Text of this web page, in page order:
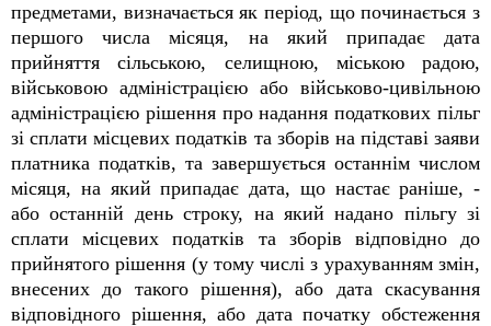
предметами, визначається як період, що починається з
першого числа місяця, на який припадає дата
прийняття сільською, селищною, міською радою,
військовою адміністрацією або військово-цивільною
адміністрацією рішення про надання податкових пільг
зі сплати місцевих податків та зборів на підставі заяви
платника податків, та завершується останнім числом
місяця, на який припадає дата, що настає раніше, -
або останній день строку, на який надано пільгу зі
сплати місцевих податків та зборів відповідно до
прийнятого рішення (у тому числі з урахуванням змін,
внесених до такого рішення), або дата скасування
відповідного рішення, або дата початку обстеження